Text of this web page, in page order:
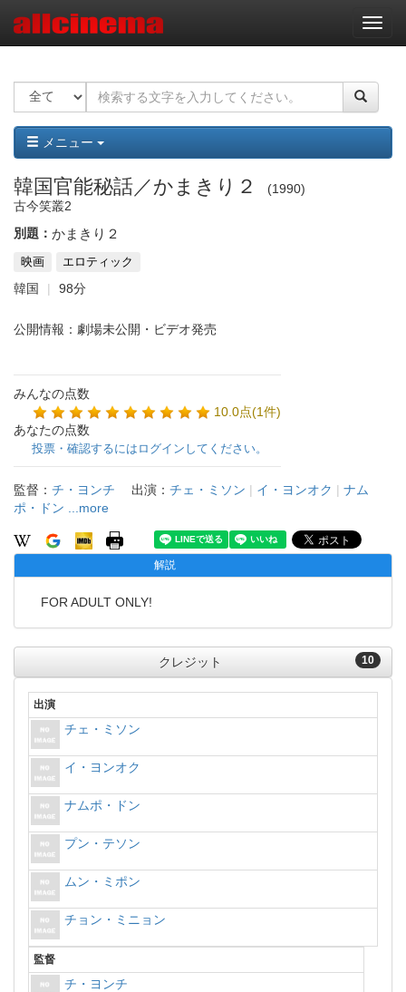
ナ
ビ
ー
ョ
ン
メニュー
韓国官能秘話／かまきり２
1990
古今笑叢2
別題： かまきり２
映画 エロティック
韓国 98分
公開情報：劇場未公開・ビデオ発売
みんなの点数
10.0点(1件)
あなたの点数
投票・確認するにはログインしてください。
監督： チ・ヨンチ 出演： チェ・ミソン | イ・ヨンオク | ナム
ポ・ドン
...more
解説
FOR ADULT ONLY!
10
クレジット
出演
チェ・ミソン
イ・ヨンオク
ナムポ・ドン
プン・テソン
ムン・ミポン
チョン・ミニョン
監督
チ・ヨンチ